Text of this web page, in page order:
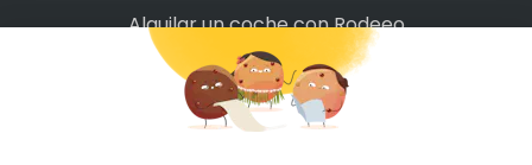
Alquilar un coche con Rodeeo
Alquilar una moto con Rodeeo
Alquilar una scooter con Rodeeo